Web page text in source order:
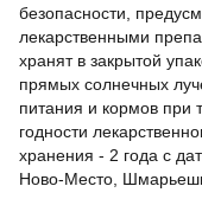
безопасности,
лекарственными
хранят в закрытой
прямых солнечных
питания и кормов при
годности
хранения - 2 года с
Ново-Место,